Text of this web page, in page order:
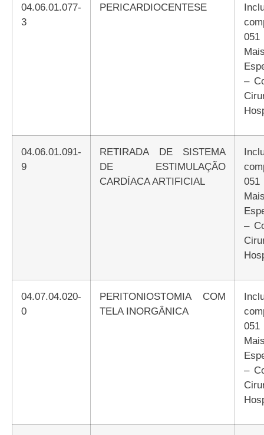
04.06.01.077-
3
PERICARDIOCENTESE
Incluir Atributo
051
–
04.06.01.091-
9
RETIRADA DE SISTEMA
DE ESTIMULAÇÃO
CARDÍACA ARTIFICIAL
Incluir Atributo
051
–
04.07.04.020-
0
PERITONIOSTOMIA COM
TELA INORGÂNICA
Incluir Atributo
051
–